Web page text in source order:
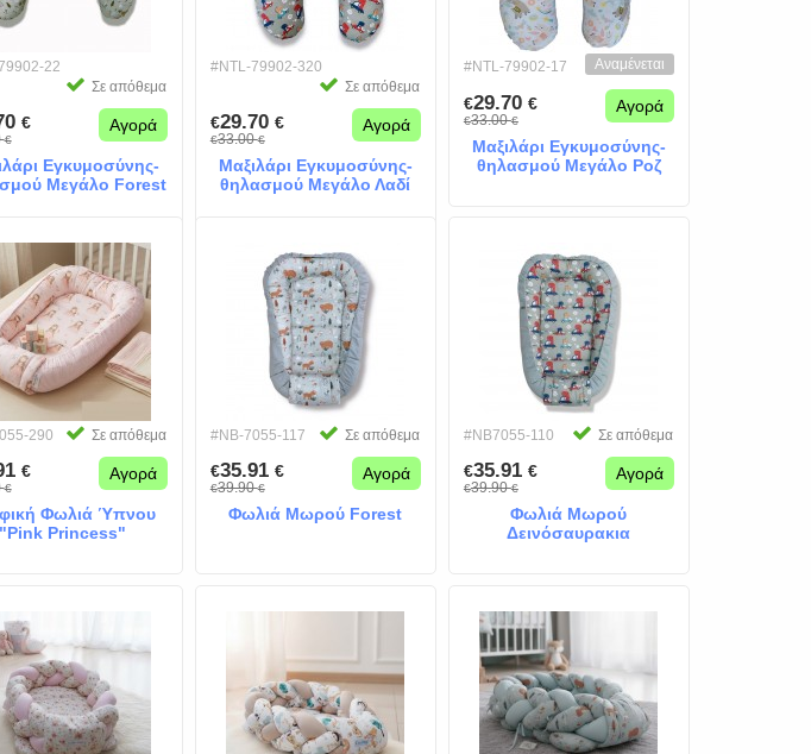
22
Σε απόθεμα
€
€
Αγορά
Εγκυμοσύνης-
Μεγάλο Forest
#NTL-79902-320
Σε απόθεμα
€29.70 €
€33.00€
Αγορά
Μαξιλάρι Εγκυμοσύνης-
θηλασμού Μεγάλο Λαδί
#NTL-79902-17 Αναμένεται
€29.70 €
€33.00€
Αγορά
Μαξιλάρι Εγκυμοσύνης-
θηλασμού Μεγάλο Ροζ
290 Σε απόθεμα
€
€
Αγορά
Φωλιά Ύπνου
"Pink Princess"
#NB-7055-117 Σε απόθεμα
€35.91 €
€39.90€
Αγορά
Φωλιά Μωρού Forest
#NB7055-110 Σε απόθεμα
€35.91 €
€39.90€
Αγορά
Φωλιά Μωρού
Δεινόσαυρακια